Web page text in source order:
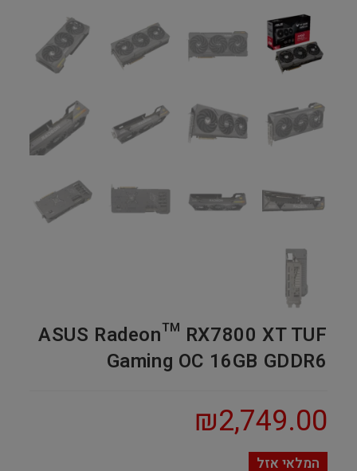
ASUS Radeon™ RX7800 XT TUF
Gaming OC 16GB GDDR6
₪2,749.00
המלאי אזל